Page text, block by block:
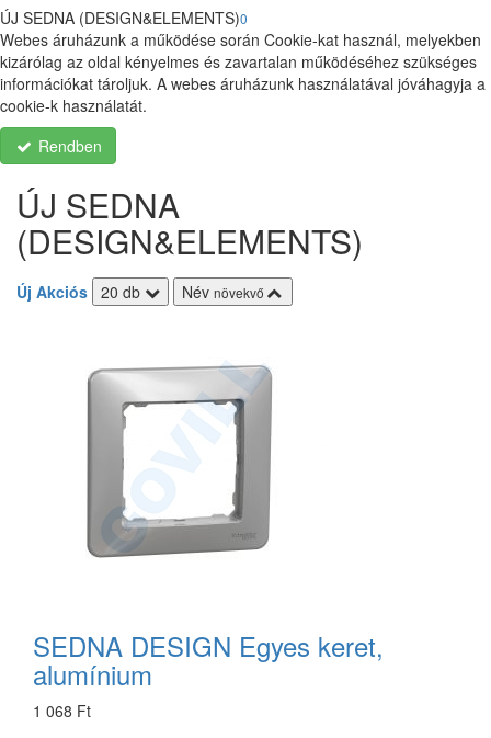
ÚJ SEDNA (DESIGN&ELEMENTS)0
Webes áruházunk a működése során Cookie-kat használ, melyekben
kizárólag az oldal kényelmes és zavartalan működéséhez szükséges
információkat tároljuk. A webes áruházunk használatával jóváhagyja a
cookie-k használatát.
Rendben
ÚJ SEDNA
(DESIGN&ELEMENTS)
Új Akciós 20 db Név növekvő
SEDNA DESIGN Egyes keret,
alumínium
1 068 Ft